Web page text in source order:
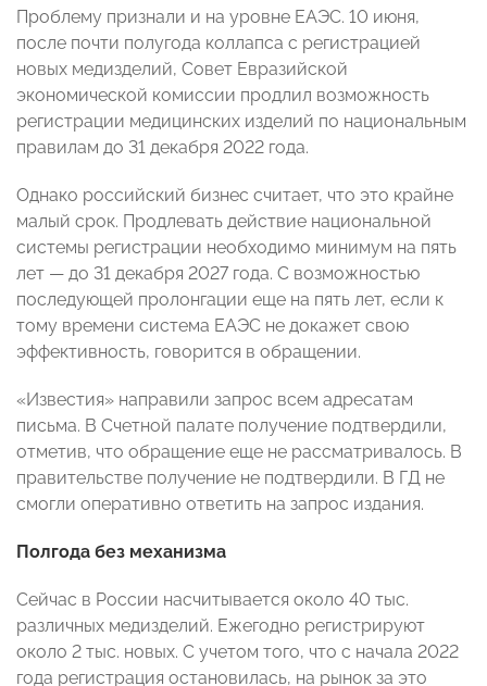
Проблему признали и на уровне ЕАЭС. 10 июня,
после почти полугода коллапса с регистрацией
новых медизделий, Совет Евразийской
экономической комиссии продлил возможность
регистрации медицинских изделий по национальным
правилам до 31 декабря 2022 года.
Однако российский бизнес считает, что это крайне
малый срок. Продлевать действие национальной
системы регистрации необходимо минимум на пять
лет — до 31 декабря 2027 года. С возможностью
последующей пролонгации еще на пять лет, если к
тому времени система ЕАЭС не докажет свою
эффективность, говорится в обращении.
«Известия» направили запрос всем адресатам
письма. В Счетной палате получение подтвердили,
отметив, что обращение еще не рассматривалось. В
правительстве получение не подтвердили. В ГД не
смогли оперативно ответить на запрос издания.
Полгода без механизма
Сейчас в России насчитывается около 40 тыс.
различных медизделий. Ежегодно регистрируют
около 2 тыс. новых. С учетом того, что с начала 2022
года регистрация остановилась, на рынок за это